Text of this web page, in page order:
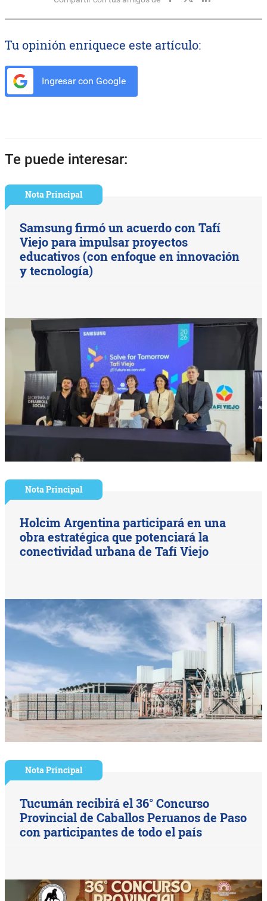
Tu opinión enriquece este artículo:
Ingresar con Google
Te puede interesar:
Nota Principal
Samsung firmó un acuerdo con Tafí
Viejo para impulsar proyectos
educativos (con enfoque en innovación
y tecnología)
Nota Principal
Holcim Argentina participará en una
obra estratégica que potenciará la
conectividad urbana de Tafí Viejo
Nota Principal
Tucumán recibirá el 36° Concurso
Provincial de Caballos Peruanos de Paso
con participantes de todo el país